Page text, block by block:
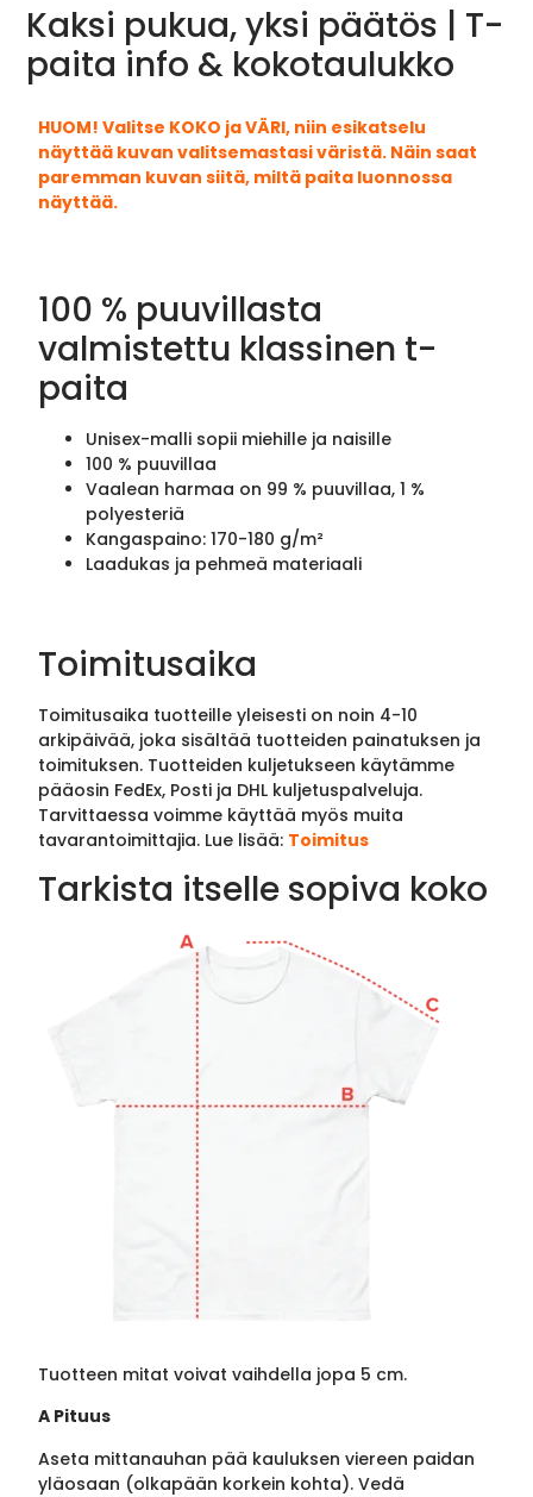
Kaksi pukua, yksi päätös | T-
paita info & kokotaulukko
HUOM! Valitse KOKO ja VÄRI, niin esikatselu
näyttää kuvan valitsemastasi väristä. Näin saat
paremman kuvan siitä, miltä paita luonnossa
näyttää.
100 % puuvillasta
valmistettu klassinen t-
paita
Unisex-malli sopii miehille ja naisille
100 % puuvillaa
Vaalean harmaa on 99 % puuvillaa, 1 %
polyesteriä
Kangaspaino: 170-180 g/m²
Laadukas ja pehmeä materiaali
Toimitusaika
Toimitusaika tuotteille yleisesti on noin 4-10
arkipäivää, joka sisältää tuotteiden painatuksen ja
toimituksen. Tuotteiden kuljetukseen käytämme
pääosin FedEx, Posti ja DHL kuljetuspalveluja.
Tarvittaessa voimme käyttää myös muita
tavarantoimittajia. Lue lisää: Toimitus
Tarkista itselle sopiva koko
Tuotteen mitat voivat vaihdella jopa 5 cm.
A Pituus
Aseta mittanauhan pää kauluksen viereen paidan
yläosaan (olkapään korkein kohta). Vedä